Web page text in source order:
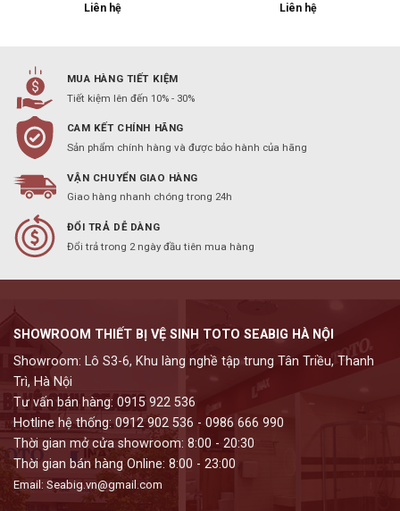
Liên hệ
Liên hệ
MUA HÀNG TIẾT KIỆM
Tiết kiệm lên đến 10% - 30%
CAM KẾT CHÍNH HÃNG
Sản phẩm chính hàng và được bảo hành của hãng
VẬN CHUYỂN GIAO HÀNG
Giao hàng nhanh chóng trong 24h
ĐỔI TRẢ DỄ DÀNG
Đổi trả trong 2 ngày đầu tiên mua hàng
SHOWROOM THIẾT BỊ VỆ SINH TOTO SEABIG HÀ NỘI
Showroom: Lô S3-6, Khu làng nghề tập trung Tân Triều, Thanh
Trì, Hà Nội
Tư vấn bán hàng: 0915 922 536
Hotline hệ thống: 0912 902 536 - 0986 666 990
Thời gian mở cửa showroom: 8:00 - 20:30
Thời gian bán hàng Online: 8:00 - 23:00
Email: Seabig.vn@gmail.com